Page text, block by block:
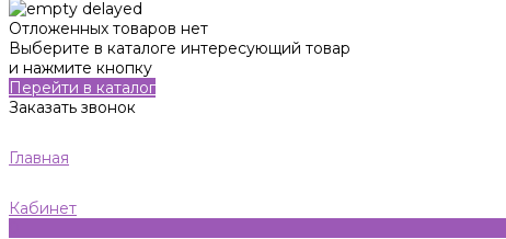
Отложенных товаров нет
Выберите в каталоге интересующий товар
и нажмите кнопку
Перейти в каталог
Заказать звонок
Главная
Кабинет